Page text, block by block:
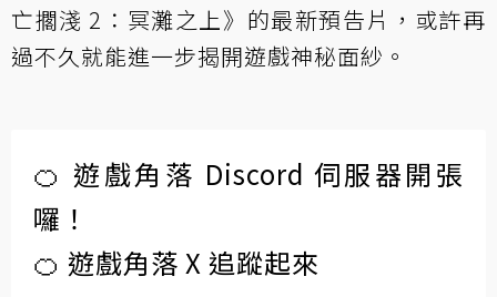
亡擱淺 2：冥灘之上》的最新預告片，或許再
過不久就能進一步揭開遊戲神秘面紗。
🍊 遊戲角落 Discord 伺服器開張
囉！
🍊 遊戲角落 X 追蹤起來